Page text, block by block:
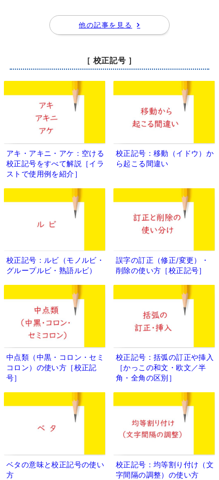
他の記事を見る
［ 校正記号 ］
アキ・アキニ・アケ：空ける
校正記号をすべて解説［イラ
ストで使用例を紹介］
校正記号：移動（イドウ）か
ら起こる間違い
校正記号：ルビ（モノルビ・
グループルビ・熟語ルビ）
誤字の訂正（修正/変更）・
削除の使い方［校正記号］
中点類（中黒・コロン・セミ
コロン）の使い方［校正記
号］
校正記号：括弧の訂正や挿入
［かっこの和文・欧文／半
角・全角の区別］
ベタの意味と校正記号の使い
方
校正記号：均等割り付け（文
字間隔の調整）の使い方